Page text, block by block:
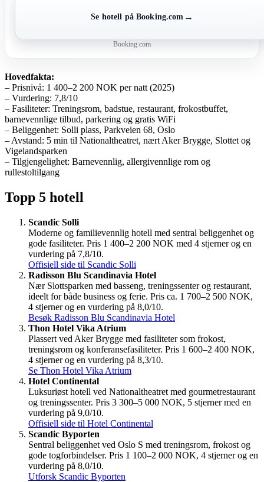
Se hotell på Booking.com →
Booking.com
Hovedfakta:
– Prisnivå: 1 400–2 200 NOK per natt (2025)
– Vurdering: 7,8/10
– Fasiliteter: Treningsrom, badstue, restaurant, frokostbuffet,
barnevennlige tilbud, parkering og gratis WiFi
– Beliggenhet: Solli plass, Parkveien 68, Oslo
– Avstand: 5 min til Nationaltheatret, nært Aker Brygge, Slottet og
Vigelandsparken
– Tilgjengelighet: Barnevennlig, allergivennlige rom og
rullestoltilgang
Topp 5 hotell
Scandic Solli
Moderne og familievennlig hotell med sentral beliggenhet og
gode fasiliteter. Pris 1 400–2 200 NOK med 4 stjerner og en
vurdering på 7,8/10.
Offisiell side til Scandic Solli
Radisson Blu Scandinavia Hotel
Nær Slottsparken med basseng, treningssenter og restaurant,
ideelt for både business og ferie. Pris ca. 1 700–2 500 NOK,
4 stjerner og en vurdering på 8,0/10.
Besøk Radisson Blu Scandinavia Hotel
Thon Hotel Vika Atrium
Plassert ved Aker Brygge med fasiliteter som frokost,
treningsrom og konferansefasiliteter. Pris 1 600–2 400 NOK,
4 stjerner og en vurdering på 8,3/10.
Se Thon Hotel Vika Atrium
Hotel Continental
Luksuriøst hotell ved Nationaltheatret med gourmetrestaurant
og treningssenter. Pris 3 300–5 000 NOK, 5 stjerner med en
vurdering på 9,0/10.
Offisiell side til Hotel Continental
Scandic Byporten
Sentral beliggenhet ved Oslo S med treningsrom, frokost og
gode togforbindelser. Pris 1 100–2 000 NOK, 4 stjerner og en
vurdering på 8,0/10.
Utforsk Scandic Byporten